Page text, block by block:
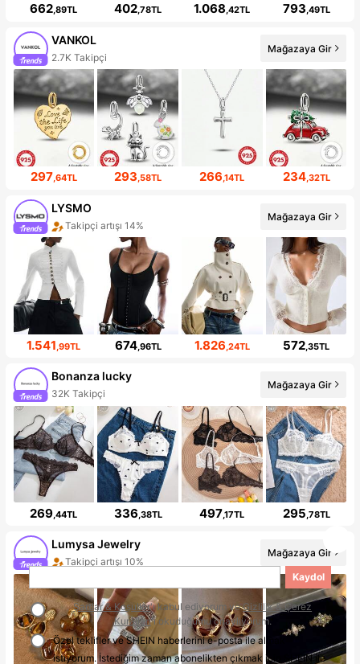
662,89TL 402,78TL 1.068,42TL 793,49TL
VANKOL
2.7K Takipçi
Mağazaya Gir
297,64TL 293,58TL 266,14TL 234,32TL
LYSMO
Takipçi artışı 14%
Mağazaya Gir
1.541 ,99TL 674,96TL 1.826 ,24TL 572 ,35TL
Bonanza lucky
32K Takipçi
Mağazaya Gir
269 ,44TL 336 ,38TL 497,17TL 295 ,78TL
Lumysa Jewelry
Takipçi artışı 10%
Mağazaya Gir
Kaydol
Şartlar & Koşullar'ı kabul ediyorum veGizlilik & Çerez
Kuralları'ı okuduğumu onaylıyorum.
Özel teklifler ve SHEIN haberlerini e-posta ile almak
istiyorum. İstediğim zaman abonelikten çıkmak için SHEIN ile